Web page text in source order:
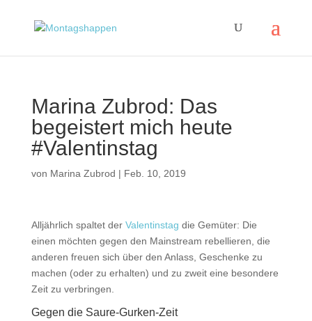
Marina Zubrod: Das
begeistert mich heute
#Valentinstag
von Marina Zubrod | Feb. 10, 2019
Alljährlich spaltet der Valentinstag die Gemüter: Die
einen möchten gegen den Mainstream rebellieren, die
anderen freuen sich über den Anlass, Geschenke zu
machen (oder zu erhalten) und zu zweit eine besondere
Zeit zu verbringen.
Gegen die Saure-Gurken-Zeit